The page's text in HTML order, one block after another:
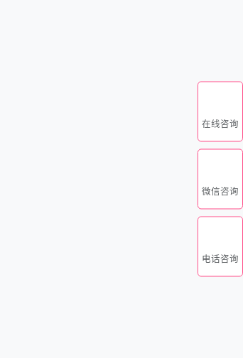
在线咨询
微信咨询
电话咨询